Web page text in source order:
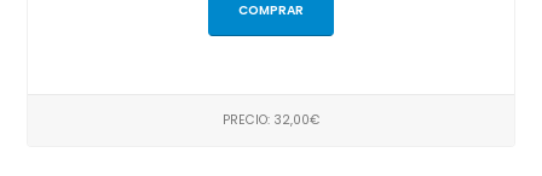
COMPRAR
PRECIO: 32,00€